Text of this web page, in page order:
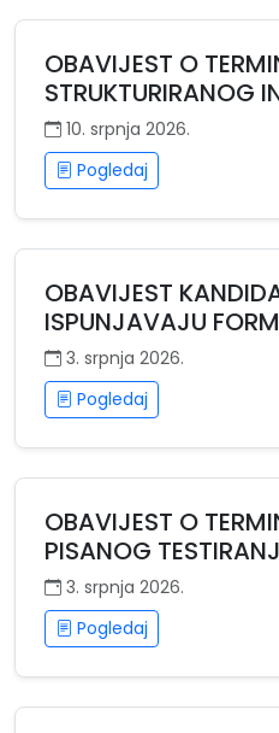
OBAVIJEST O
STRUKTURIRANOG
10. srpnja 2026.
Pogledaj
OBAVIJEST
ISPUNJAVAJU
3. srpnja 2026.
Pogledaj
OBAVIJEST O
PISANOG
3. srpnja 2026.
Pogledaj